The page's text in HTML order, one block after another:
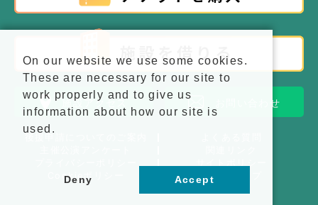
施設アクセス お問い合わせ
Cookieポリシー
サイトマップ
On our website we use some cookies.
These are necessary for our site to
work properly and to give us
information about how our site is
used.
Deny Accept